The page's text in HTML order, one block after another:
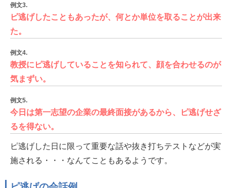
例文3.
ピ逃げしたこともあったが、何とか単位を取ることが出来
た。
例文4.
教授にピ逃げしていることを知られて、顔を合わせるのが
気まずい。
例文5.
今日は第一志望の企業の最終面接があるから、ピ逃げせざ
るを得ない。
ピ逃げした日に限って重要な話や抜き打ちテストなどが実
施される・・・なんてこともあるようです。